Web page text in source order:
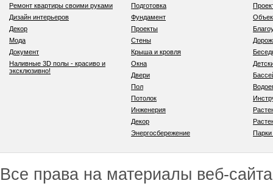
Ремонт квартиры своими руками
Дизайн интерьеров
Декор
Мода
Документ
Наливные 3D полы - красиво и
эксклюзивно!
Подготовка
Фундамент
Проекты
Стены
Крыша и кровля
Окна
Двери
Пол
Потолок
Инженерия
Декор
Энергосбережение
Все права на материалы веб-